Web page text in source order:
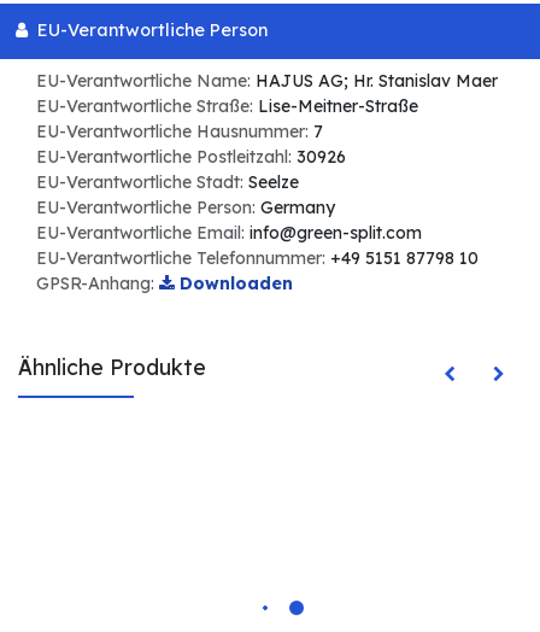
EU-Verantwortliche Person
EU-Verantwortliche Name: HAJUS AG; Hr. Stanislav Maer
EU-Verantwortliche Straße: Lise-Meitner-Straße
EU-Verantwortliche Hausnummer: 7
EU-Verantwortliche Postleitzahl: 30926
EU-Verantwortliche Stadt: Seelze
EU-Verantwortliche Person: Germany
EU-Verantwortliche Email: info@green-split.com
EU-Verantwortliche Telefonnummer: +49 5151 87798 10
GPSR-Anhang:
Downloaden
Ähnliche Produkte